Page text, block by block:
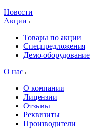
Новости
Акции
Товары по акции
Спецпредложения
Демо-оборудование
О нас
О компании
Лицензии
Отзывы
Реквизиты
Производители